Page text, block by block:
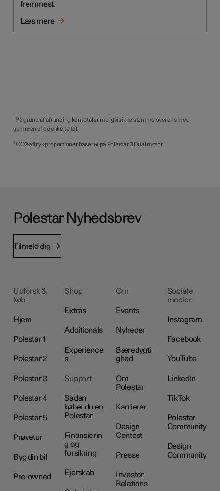
fremmest.
Læs mere
¹ På grund af afrunding kan totaler muligvis ikke stemme overens med
summen af de enkelte tal.
² CO2-aftryk proportioner baseret på Polestar 3 Dual motor.
Polestar Nyhedsbrev
Tilmeld dig
Udforsk &
køb
Hjem
Polestar 1
Polestar 2
Polestar 3
Polestar 4
Polestar 5
Prøvetur
Byg din bil
Pre-owned
Shop
Extras
Additionals
Experience
s
Support
Sådan
køber du en
Polestar
Finansierin
g og
forsikring
Ejerskab
Om
Events
Nyheder
Bæredygti
ghed
Om
Polestar
Karrierer
Design
Contest
Presse
Investor
Relations
Sociale
medier
Instagram
Facebook
YouTube
LinkedIn
TikTok
Polestar
Community
Design
Community